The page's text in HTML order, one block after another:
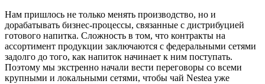
Нам пришлось не только менять производство, но и
дорабатывать бизнес-процессы, связанные с дистрибуцией
готового напитка. Сложность в том, что контракты на
ассортимент продукции заключаются с федеральными сетями
задолго до того, как напиток начинает к ним поступать.
Поэтому мы экстренно начали вести переговоры со всеми
крупными и локальными сетями, чтобы чай Nestea уже